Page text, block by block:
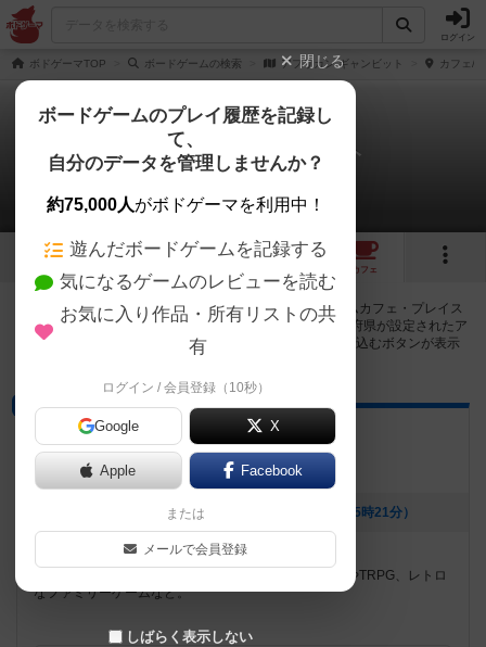
ログイン
ボドゲーマTOP ボードゲームの検索 アフリカン ギャンビット カフェ/
アフリカン ギャンビット
1店のカフェ/スペースが提供中
カフェ
アフリカン ギャンビットで遊ぶことができるボードゲームカフェ・プレイス
ペースが1店登録されています。公開プロフィールの都道府県が設定されたア
カウントでログインすると、同じ都道府県内の店舗に絞り込むボタンが表示
プレイスペース
ボードゲームスペース松花
愛媛県松山市千舟町5丁目２－３－２F
[NEW] 次のごいた会は８月１３日（2026年07月25日 15時21分）
遊べるボードゲーム
1045個
定番のボードゲームのほか、シミュレーションゲームやTRPG、レトロ
なファミリーゲームなど。
閉じる
ボードゲームのプレイ履歴を記録し
て、
自分のデータを管理しませんか？
約75,000人がボドゲーマを利用中！
遊んだボードゲームを記録する
気になるゲームのレビューを読む
お気に入り作品・所有リストの共
有
ログイン / 会員登録（10秒）
Google X
Apple Facebook
または
メールで会員登録
しばらく表示しない